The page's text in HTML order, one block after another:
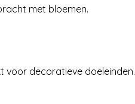
met bloemen.
voor decoratieve doeleinden.